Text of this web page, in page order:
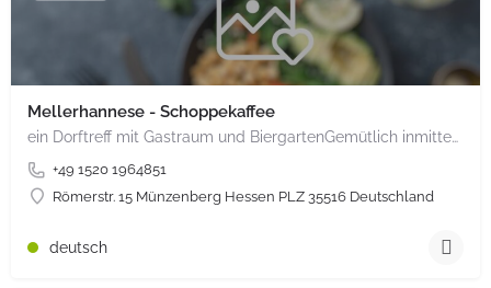
Mellerhannese - Schoppekaffee
ein Dorftreff mit Gastraum und BiergartenGemütlich inmitten unserem idyllischen Trais Münzenberg, entlang…
+49 1520 1964851
Römerstr. 15 Münzenberg Hessen PLZ 35516 Deutschland
deutsch